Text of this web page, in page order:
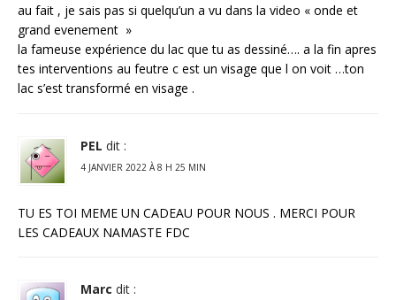
au fait , je sais pas si quelqu’un a vu dans la video « onde et
grand evenement »
la fameuse expérience du lac que tu as dessiné…. a la fin apres
tes interventions au feutre c est un visage que l on voit …ton
lac s’est transformé en visage .
PEL dit :
4 JANVIER 2022 À 8 H 25 MIN
TU ES TOI MEME UN CADEAU POUR NOUS . MERCI POUR
LES CADEAUX NAMASTE FDC
Marc dit :